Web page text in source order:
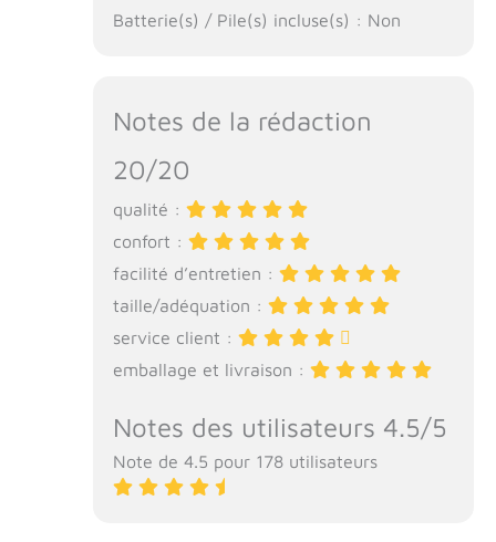
Batterie(s) / Pile(s) incluse(s) : Non
Notes de la rédaction
20/20
qualité :
confort :
facilité d’entretien :
taille/adéquation :
service client :
emballage et livraison :
Notes des utilisateurs 4.5/5
Note de 4.5 pour 178 utilisateurs